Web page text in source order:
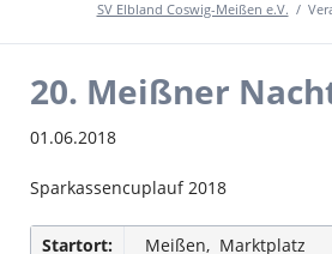
SV Elbland Coswig-Meißen e.V.
20. Meißner
01.06.2018
Sparkassencuplauf 2018
Startort: Meißen, Marktplatz